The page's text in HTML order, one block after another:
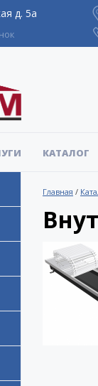
д. 5а
КАТАЛОГ
Главная /